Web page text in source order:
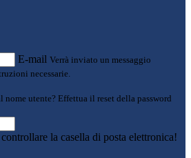
E-mail Verrà inviato un messaggio
necessarie.
nome utente? Effettua il reset della password
la casella di posta elettronica!